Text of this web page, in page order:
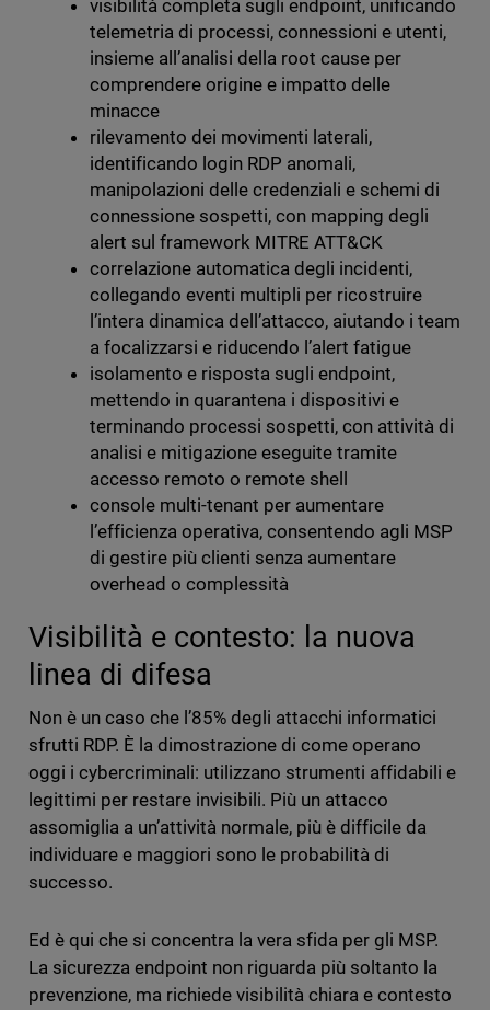
visibilità completa sugli endpoint, unificando
telemetria di processi, connessioni e utenti,
insieme all’analisi della root cause per
comprendere origine e impatto delle
minacce
rilevamento dei movimenti laterali,
identificando login RDP anomali,
manipolazioni delle credenziali e schemi di
connessione sospetti, con mapping degli
alert sul framework MITRE ATT&CK
correlazione automatica degli incidenti,
collegando eventi multipli per ricostruire
l’intera dinamica dell’attacco, aiutando i team
a focalizzarsi e riducendo l’alert fatigue
isolamento e risposta sugli endpoint,
mettendo in quarantena i dispositivi e
terminando processi sospetti, con attività di
analisi e mitigazione eseguite tramite
accesso remoto o remote shell
console multi-tenant per aumentare
l’efficienza operativa, consentendo agli MSP
di gestire più clienti senza aumentare
overhead o complessità
Visibilità e contesto: la nuova
linea di difesa
Non è un caso che l’85% degli attacchi informatici
sfrutti RDP. È la dimostrazione di come operano
oggi i cybercriminali: utilizzano strumenti affidabili e
legittimi per restare invisibili. Più un attacco
assomiglia a un’attività normale, più è difficile da
individuare e maggiori sono le probabilità di
successo.
Ed è qui che si concentra la vera sfida per gli MSP.
La sicurezza endpoint non riguarda più soltanto la
prevenzione, ma richiede visibilità chiara e contesto